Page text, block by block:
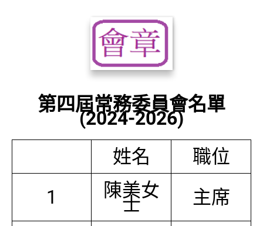
第四屆常務委員會名單
(2024-2026)
姓名
職位
1
陳美女
士 主席